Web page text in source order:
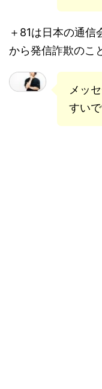
＋81は日本の通
から発信詐欺のこ
メッ
すいで